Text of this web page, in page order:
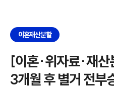
이혼재산분할
[이혼·위자료·재
3개월 후 별거 전부